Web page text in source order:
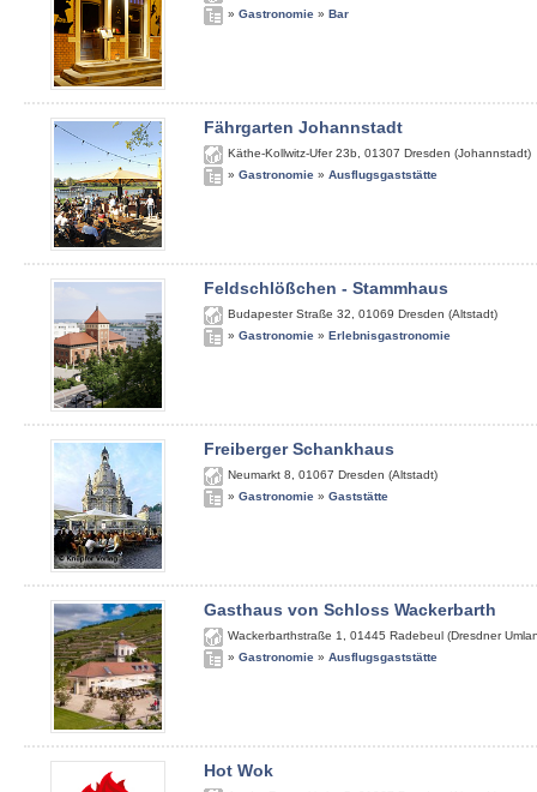
» Gastronomie » Bar
Fährgarten Johannstadt
Käthe-Kollwitz-Ufer 23b 01307 Dresden (Johannstadt)
» Gastronomie » Ausflugsgaststätte
Feldschlößchen - Stammhaus
Budapester Straße 32 01069 Dresden (Altstadt)
» Gastronomie » Erlebnisgastronomie
Freiberger Schankhaus
Neumarkt 8 01067 Dresden (Altstadt)
» Gastronomie » Gaststätte
Gasthaus von Schloss Wackerbarth
Wackerbarthstraße 1 01445 Radebeul (Dresdner
» Gastronomie » Ausflugsgaststätte
Hot Wok